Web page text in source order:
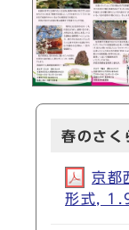
春のさく
京都
形式,